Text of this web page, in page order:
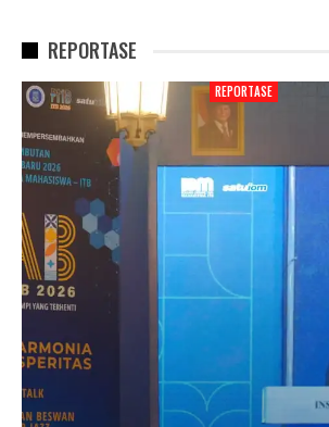
REPORTASE
REPORTASE